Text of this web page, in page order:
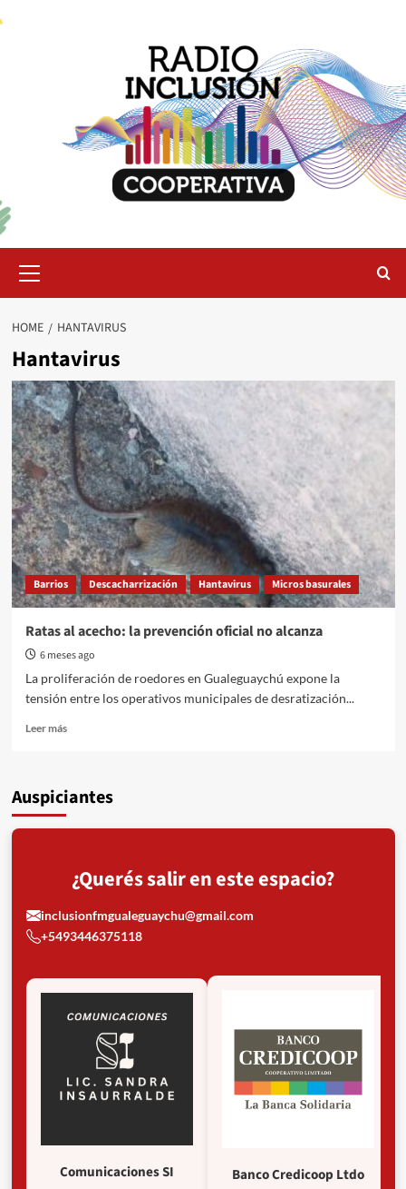
Menu
HOME HANTAVIRUS
Hantavirus
Barrios Descacharrización Hantavirus Micros basurales
Ratas al acecho: la prevención oficial no alcanza
6 meses ago
La proliferación de roedores en Gualeguaychú expone la
tensión entre los operativos municipales de desratización...
Leer másRead
al
acecho:
la
no
Auspiciantes
¿Querés salir en este espacio?
inclusionfmgualeguaychu@gmail.com
+5493446375118
Comunicaciones SI Banco Credicoop Ltdo